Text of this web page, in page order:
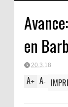
en
20.3.18
A+ A-